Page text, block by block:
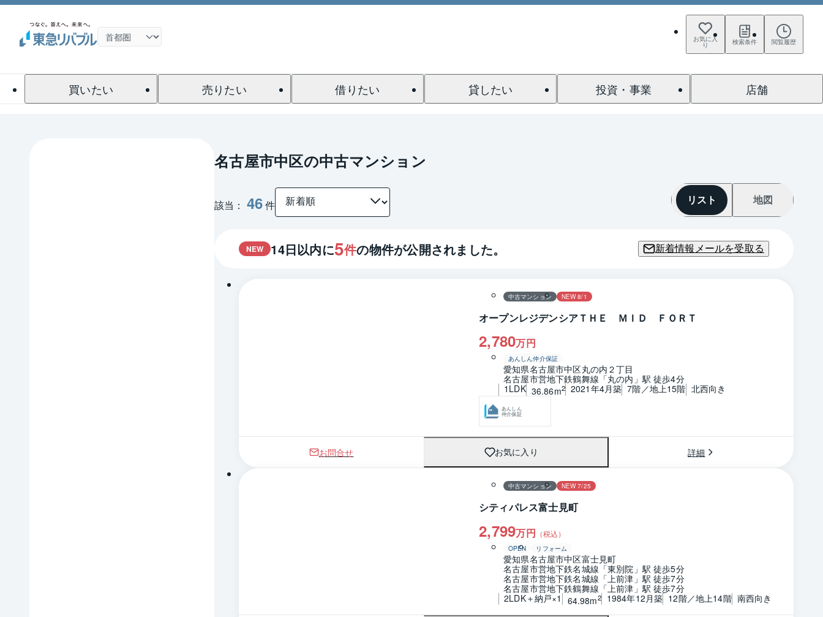
お気に入
り 検索条件 閲覧履歴
買いたい 売りたい 借りたい 貸したい 投資・事業 店舗
名古屋市中区の中古マンション
該当： 46件 リスト 地図
NEW 14日以内に5件の物件が公開されました。 新着情報メールを受取る
中古マンション NEW 8/1
オープンレジデンシアＴＨＥ ＭＩＤ ＦＯＲＴ
2,780万円
あんしん仲介保証
愛知県名古屋市中区丸の内２丁目
名古屋市営地下鉄鶴舞線「丸の内」駅 徒歩4分
1LDK 36.86m2 2021年4月築 7階／地上15階 北西向き
あんしん
仲介保証
お問合せ お気に入り 詳細
中古マンション NEW 7/25
シティパレス富士見町
2,799万円 （税込）
OPEN リフォーム
愛知県名古屋市中区富士見町
名古屋市営地下鉄名城線「東別院」駅 徒歩5分
名古屋市営地下鉄名城線「上前津」駅 徒歩7分
名古屋市営地下鉄鶴舞線「上前津」駅 徒歩7分
2LDK＋納戸×1
64.98m2 1984年12月築 12階／地上14階 南西向き